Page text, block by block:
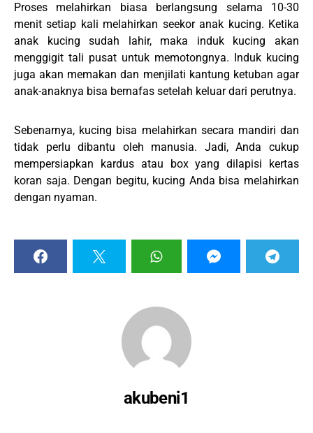
Proses melahirkan biasa berlangsung selama 10-30
menit setiap kali melahirkan seekor anak kucing. Ketika
anak kucing sudah lahir, maka induk kucing akan
menggigit tali pusat untuk memotongnya. Induk kucing
juga akan memakan dan menjilati kantung ketuban agar
anak-anaknya bisa bernafas setelah keluar dari perutnya.
Sebenarnya, kucing bisa melahirkan secara mandiri dan
tidak perlu dibantu oleh manusia. Jadi, Anda cukup
mempersiapkan kardus atau box yang dilapisi kertas
koran saja. Dengan begitu, kucing Anda bisa melahirkan
dengan nyaman.
akubeni1